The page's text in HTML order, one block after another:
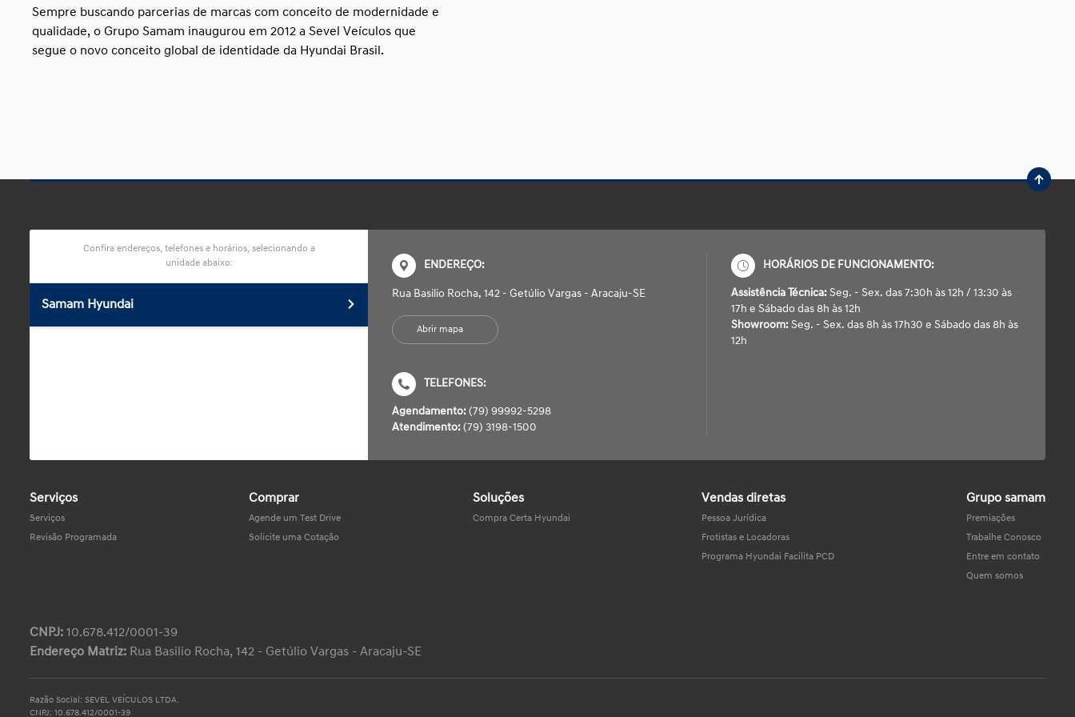
Sempre buscando parcerias de marcas com conceito de modernidade e
qualidade, o Grupo Samam inaugurou em 2012 a Sevel Veículos que
segue o novo conceito global de identidade da Hyundai Brasil.
Confira endereços, telefones e horários, selecionando a
unidade abaixo:
Samam Hyundai
ENDEREÇO:
Rua Basilio Rocha, 142 - Getúlio Vargas - Aracaju-SE
Abrir mapa
TELEFONES:
Agendamento:(79) 99992-5298
Atendimento:(79) 3198-1500
HORÁRIOS DE FUNCIONAMENTO:
Assistência Técnica: Seg. - Sex. das 7:30h às 12h / 13:30 às
17h e Sábado das 8h às 12h
Showroom: Seg. - Sex. das 8h às 17h30 e Sábado das 8h às
12h
Serviços
Serviços
Revisão Programada
Comprar
Agende um Test Drive
Solicite uma Cotação
Soluções
Compra Certa Hyundai
Vendas diretas
Pessoa Jurídica
Frotistas e Locadoras
Programa Hyundai Facilita PCD
Grupo samam
Premiações
Trabalhe Conosco
Entre em contato
Quem somos
CNPJ: 10.678.412/0001-39
Endereço Matriz: Rua Basilio Rocha, 142 - Getúlio Vargas - Aracaju-SE
Razão Social: SEVEL VEÍCULOS LTDA.
CNPJ: 10.678.412/0001-39